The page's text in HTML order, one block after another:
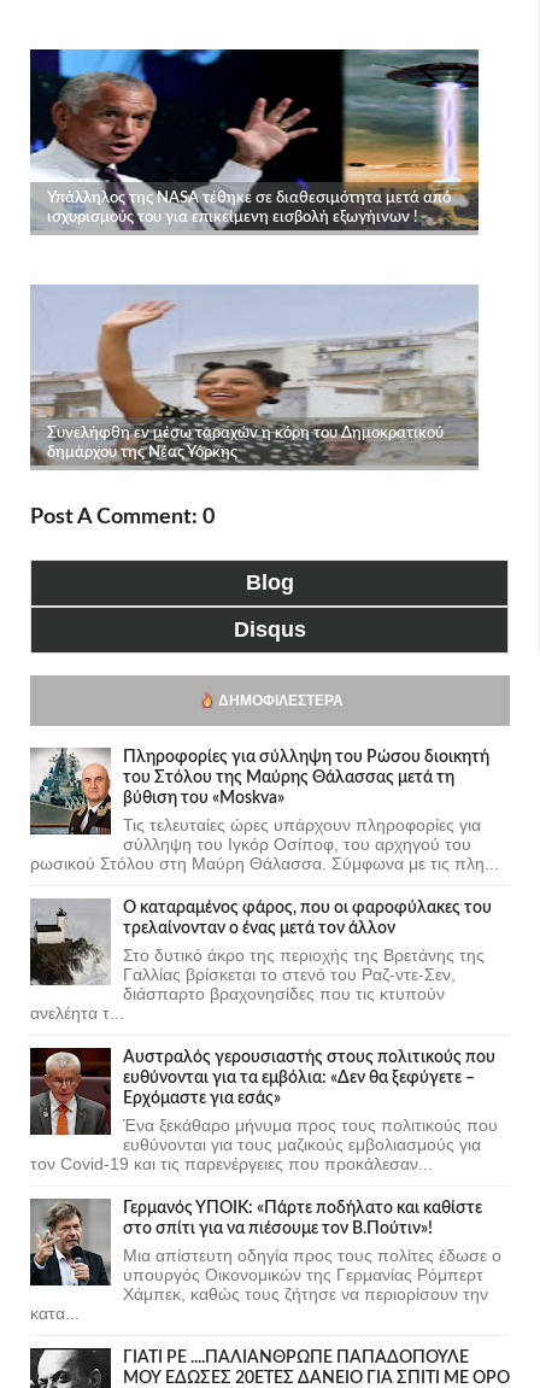
Post A Comment: 0
Blog
Disqus
ΔΗΜΟΦΙΛΈΣΤΕΡΑ
Πληροφορίες για σύλληψη του Ρώσου διοικητή
του Στόλου της Mαύρης Θάλασσας μετά τη
βύθιση του «Moskva»
Τις τελευταίες ώρες υπάρχουν πληροφορίες για
σύλληψη του Ιγκόρ Οσίποφ, του αρχηγού του
ρωσικού Στόλου στη Μαύρη Θάλασσα. Σύμφωνα με τις πλη...
Ο καταραμένος φάρος, που οι φαροφύλακες του
τρελαίνονταν ο ένας μετά τον άλλον
Στο δυτικό άκρο της περιοχής της Βρετάνης της
Γαλλίας βρίσκεται το στενό του Ραζ-ντε-Σεν,
διάσπαρτο βραχονησίδες που τις κτυπούν
ανελέητα τ...
Αυστραλός γερουσιαστής στους πολιτικούς που
ευθύνονται για τα εμβόλια: «Δεν θα ξεφύγετε –
Ερχόμαστε για εσάς»
Ένα ξεκάθαρο μήνυμα προς τους πολιτικούς που
ευθύνονται για τους μαζικούς εμβολιασμούς για
τον Covid-19 και τις παρενέργειες που προκάλεσαν...
Γερμανός ΥΠΟΙΚ: «Πάρτε ποδήλατο και καθίστε
στο σπίτι για να πιέσουμε τον Β.Πούτιν»!
Μια απίστευτη οδηγία προς τους πολίτες έδωσε ο
υπουργός Οικονομικών της Γερμανίας Ρόμπερτ
Χάμπεκ, καθώς τους ζήτησε να περιορίσουν την
κατα...
ΓΙΑΤΙ ΡΕ ....ΠΑΛΙΑΝΘΡΩΠΕ ΠΑΠΑΔΟΠΟΥΛΕ
ΜΟΥ ΕΔΩΣΕΣ 20ΕΤΕΣ ΔΑΝΕΙΟ ΓΙΑ ΣΠΙΤΙ ΜΕ ΟΡΟ